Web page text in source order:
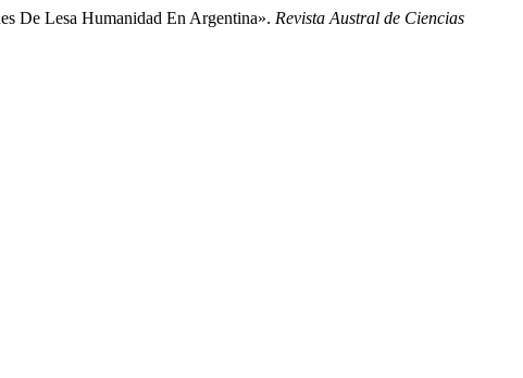
De Lesa Humanidad En Argentina». Revista Austral de Ciencias